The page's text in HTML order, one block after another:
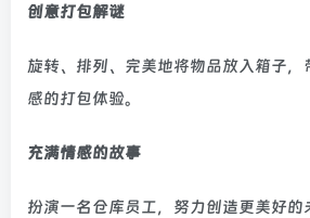
创意打包解谜
旋转、排列、完美地将物品放入箱子，
感的打包体验。
充满情感的故事
扮演一名仓库员工，努力创造更美好的